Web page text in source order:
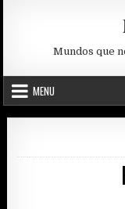
Mundos que
MENU